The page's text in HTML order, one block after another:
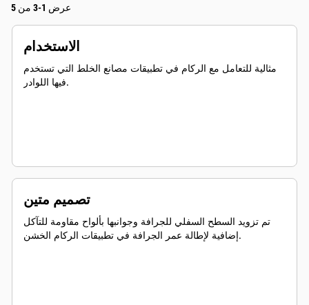
عرض 1-3 من 5
الاستخدام
مثالية للتعامل مع الركام في تطبيقات مصانع الخلط التي تستخدم
فيها اللوادر.
تصميم متين
تم تزويد السطح السفلي للجرافة وجوانبها بألواح مقاومة للتآكل
إضافية لإطالة عمر الجرافة في تطبيقات الركام الخشن.